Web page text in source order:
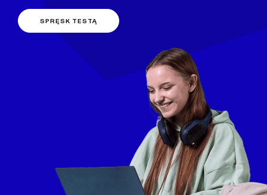
SPRĘSK TESTĄ